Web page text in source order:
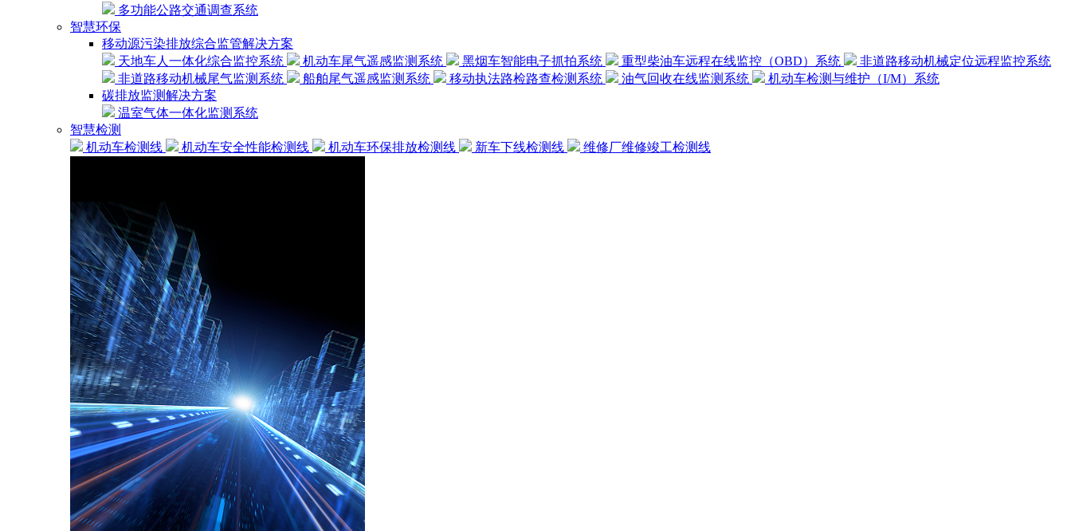
多功能公路交通调查系统
智慧环保
移动源污染排放综合监管解决方案
天地车人一体化综合监控系统
机动车尾气遥感监测系统 黑烟车智能电子抓拍系统 重型柴油车远程在线监控（OBD）系统
非道路移动机械定位远程监控系统
非道路移动机械尾气监测系统
船舶尾气遥感监测系统 移动执法路检路查检测系统 油气回收在线监测系统
机动车检测与维护（I/M）系统
碳排放监测解决方案
温室气体一体化监测系统
智慧检测
机动车检测线
机动车安全性能检测线 机动车环保排放检测线 新车下线检测线 维修厂维修竣工检测线